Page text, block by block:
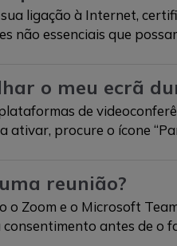
ligação à Internet,
não essenciais que
o meu ecrã
de
procure o ícone
reunião?
o Zoom e o Microsoft
antes de o